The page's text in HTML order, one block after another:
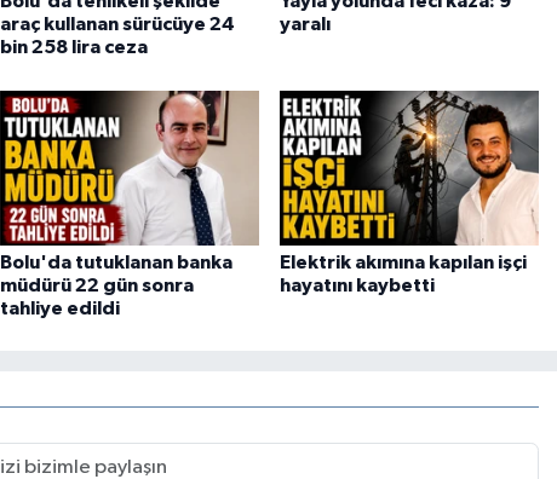
araç kullanan sürücüye 24
bin 258 lira ceza
yaralı
Bolu'da tutuklanan banka
müdürü 22 gün sonra
tahliye edildi
Elektrik akımına kapılan işçi
hayatını kaybetti